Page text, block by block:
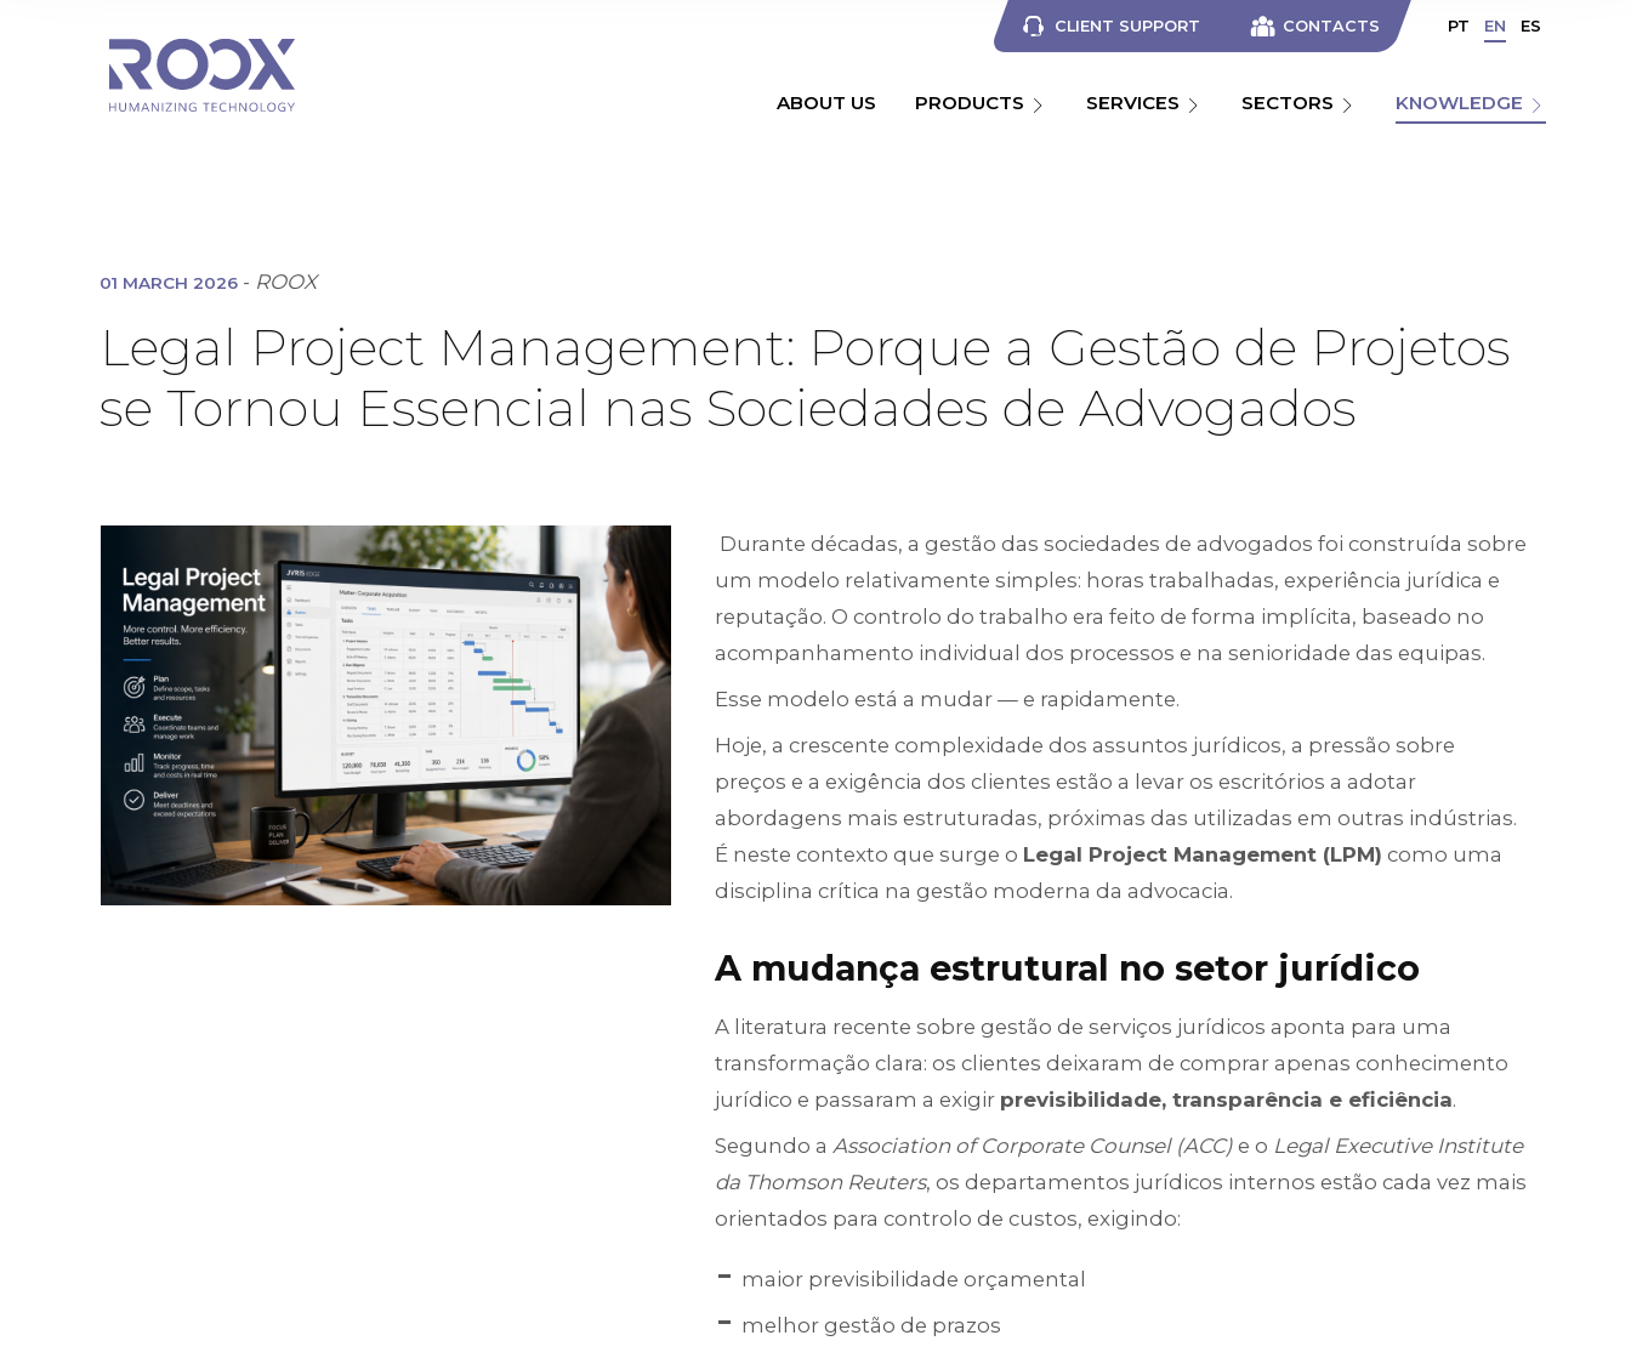
ABOUT US PRODUCTS SERVICES SECTORS KNOWLEDGE
CLIENT SUPPORT CONTACTS PT EN ES
01 MARCH 2026 - ROOX
Legal Project Management: Porque a Gestão de Projetos
se Tornou Essencial nas Sociedades de Advogados
Durante décadas, a gestão das sociedades de advogados foi construída sobre
um modelo relativamente simples: horas trabalhadas, experiência jurídica e
reputação. O controlo do trabalho era feito de forma implícita, baseado no
acompanhamento individual dos processos e na senioridade das equipas.
Esse modelo está a mudar — e rapidamente.
Hoje, a crescente complexidade dos assuntos jurídicos, a pressão sobre
preços e a exigência dos clientes estão a levar os escritórios a adotar
abordagens mais estruturadas, próximas das utilizadas em outras indústrias.
É neste contexto que surge o Legal Project Management (LPM) como uma
disciplina crítica na gestão moderna da advocacia.
A mudança estrutural no setor jurídico
A literatura recente sobre gestão de serviços jurídicos aponta para uma
transformação clara: os clientes deixaram de comprar apenas conhecimento
jurídico e passaram a exigir previsibilidade, transparência e eficiência.
Segundo a Association of Corporate Counsel (ACC)e o Legal Executive Institute
da Thomson Reuters, os departamentos jurídicos internos estão cada vez mais
orientados para controlo de custos, exigindo:
maior previsibilidade orçamental
melhor gestão de prazos